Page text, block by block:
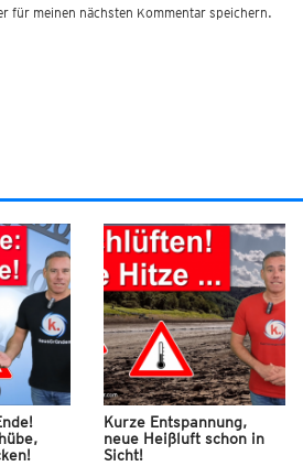
für meinen nächsten Kommentar speichern.
Kurze Entspannung,
neue Heißluft schon in
Sicht!